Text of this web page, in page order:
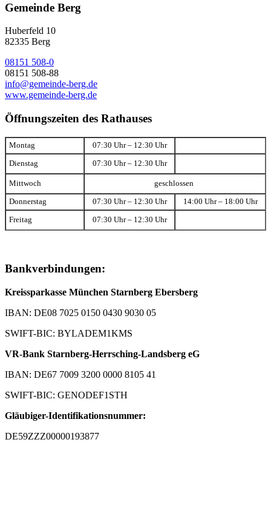
Gemeinde Berg
Huberfeld 10
82335 Berg
08151 508-0
08151 508-88
info@gemeinde-berg.de
www.gemeinde-berg.de
Öffnungszeiten des Rathauses
Montag 07:30 Uhr – 12:30 Uhr
Dienstag 07:30 Uhr – 12:30 Uhr
Mittwoch geschlossen
Donnerstag 07:30 Uhr – 12:30 Uhr 14:00 Uhr – 18:00 Uhr
Freitag 07:30 Uhr – 12:30 Uhr
Bankverbindungen:
Kreissparkasse München Starnberg Ebersberg
IBAN: DE08 7025 0150 0430 9030 05
SWIFT-BIC: BYLADEM1KMS
VR-Bank Starnberg-Herrsching-Landsberg eG
IBAN: DE67 7009 3200 0000 8105 41
SWIFT-BIC: GENODEF1STH
Gläubiger-Identifikationsnummer:
DE59ZZZ00000193877